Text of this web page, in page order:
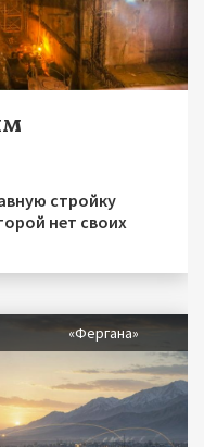
стройку
нет своих
«Фергана»